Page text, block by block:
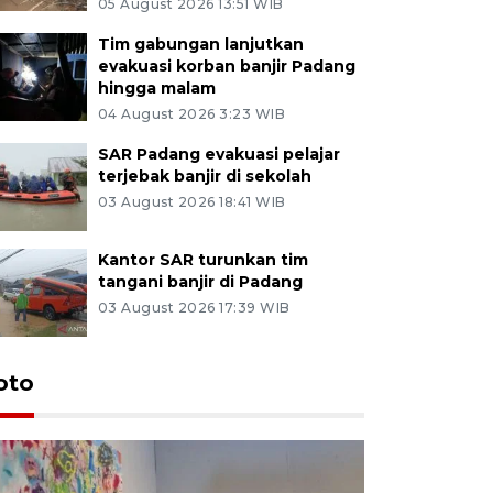
05 August 2026 13:51 WIB
Tim gabungan lanjutkan
evakuasi korban banjir Padang
hingga malam
04 August 2026 3:23 WIB
SAR Padang evakuasi pelajar
terjebak banjir di sekolah
03 August 2026 18:41 WIB
Kantor SAR turunkan tim
tangani banjir di Padang
03 August 2026 17:39 WIB